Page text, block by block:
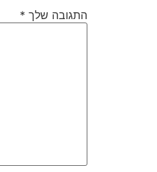
התגובה שלך *